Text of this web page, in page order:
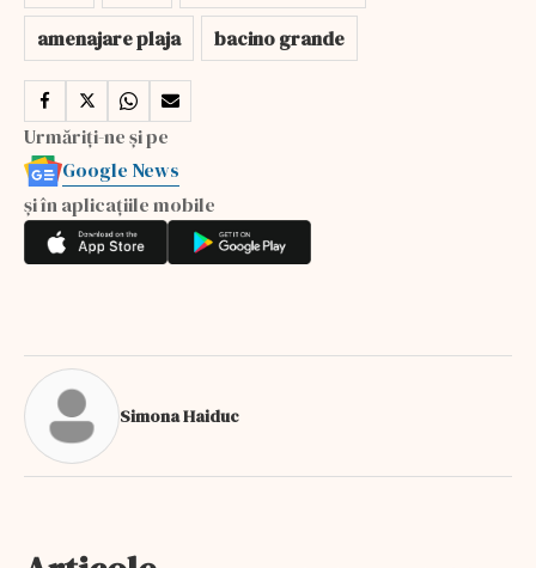
amenajare plaja
bacino grande
Urmăriți-ne și pe
Google News
și în aplicațiile mobile
Simona Haiduc